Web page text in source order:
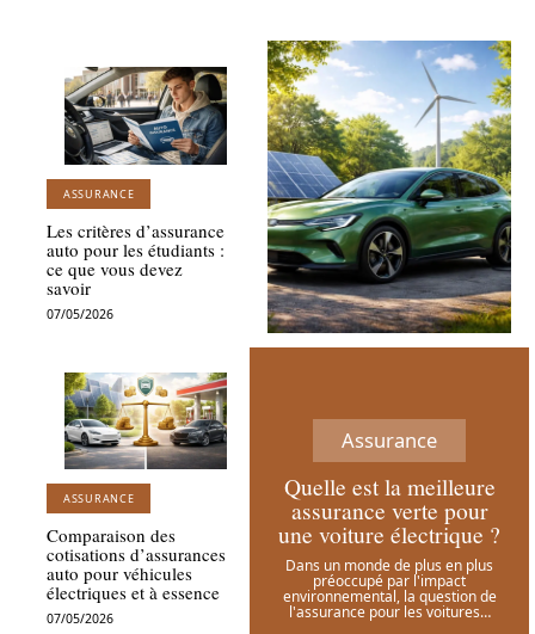
ASSURANCE
Les critères d’assurance
auto pour les étudiants :
ce que vous devez
savoir
07/05/2026
ASSURANCE
Comparaison des
cotisations d’assurances
auto pour véhicules
électriques et à essence
07/05/2026
Assurance
Quelle est la meilleure
assurance verte pour
une voiture électrique ?
Dans un monde de plus en plus
préoccupé par l'impact
environnemental, la question de
l'assurance pour les voitures…